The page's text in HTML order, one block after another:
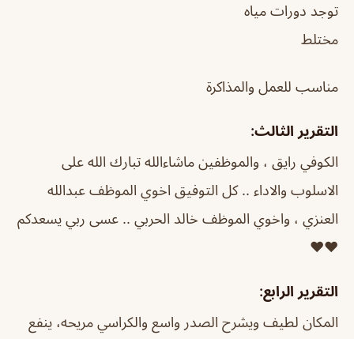
توجد دورات مياه
مختلط
مناسب للعمل والمذاكرة
التقرير الثالث:
الكوفي رايق ، والموظفين ماشاءالله تبارك الله على
الاسلوب والاداء .. كل التوفيق اخوي الموظف عبدالله
العنزي ، واخوي الموظف خالد الحربي .. عسى ربي يسعدكم
❤️❤️
التقرير الرابع:
المكان لطيف ويشرح الصدر واسع والكراسي مريحه، ينفع